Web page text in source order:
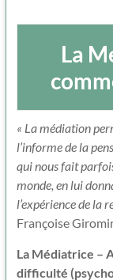
La
« La médiation
l’informe de la
qui nous fait
monde, en lui
l’expérience de la
Françoise
La Médiatrice –
difficulté